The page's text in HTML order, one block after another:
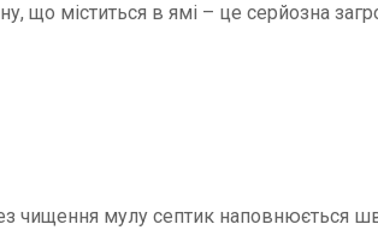
що міститься в ямі – це серйозна
чищення мулу септик наповнюється